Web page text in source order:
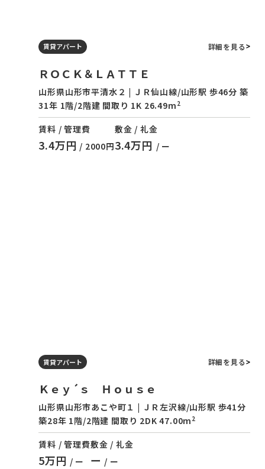
賃貸アパート 詳細を見る
ＲＯＣＫ＆ＬＡＴＴＥ
山形県山形市平清水２ | ＪＲ仙山線/山形駅 歩46分 築
31年 1階/2階建 間取り 1K 26.49m 2
賃料 / 管理費
3.4万円 / 2000円
敷金 / 礼金
3.4万円 / ー
賃貸アパート 詳細を見る
Ｋｅｙ´ｓ Ｈｏｕｓｅ
山形県山形市あこや町１ | ＪＲ左沢線/山形駅 歩41分
築28年 1階/2階建 間取り 2DK 47.00m 2
賃料 / 管理費
5万円 / ー
敷金 / 礼金
ー / ー